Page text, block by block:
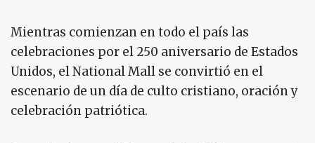
Mientras comienzan en todo el país las
celebraciones por el 250 aniversario de Estados
Unidos, el National Mall se convirtió en el
escenario de un día de culto cristiano, oración y
celebración patriótica.